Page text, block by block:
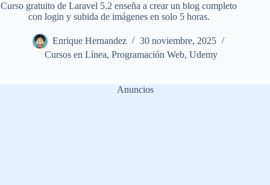
Curso gratuito de Laravel 5.2 enseña a crear un blog completo
con login y subida de imágenes en solo 5 horas.
Enrique Hernandez
30 noviembre, 2025
Cursos en Línea, Programación Web, Udemy
Anuncios